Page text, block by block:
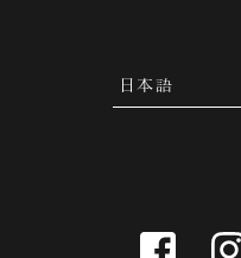
facebook